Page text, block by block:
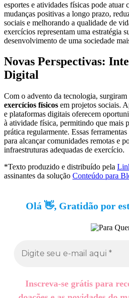
esportes e atividades físicas pode atuar
mudanças positivas a longo prazo,
sociais e melhorando a qualidade de
exercícios representam uma estratégia
desenvolvimento de uma sociedade
Novas Perspectivas:
Digital
Com o advento da tecnologia,
exercícios físicos em projetos sociais.
e plataformas digitais oferecem
à atividade física, permitindo que mais
prática regularmente. Essas
para alcançar comunidades remotas e
infraestruturas adequadas de exercício.
*Texto produzido e distribuído pela
assinantes da solução Conteúdo para
Olá 👋, Gratidão por
Inscreva-se grátis para